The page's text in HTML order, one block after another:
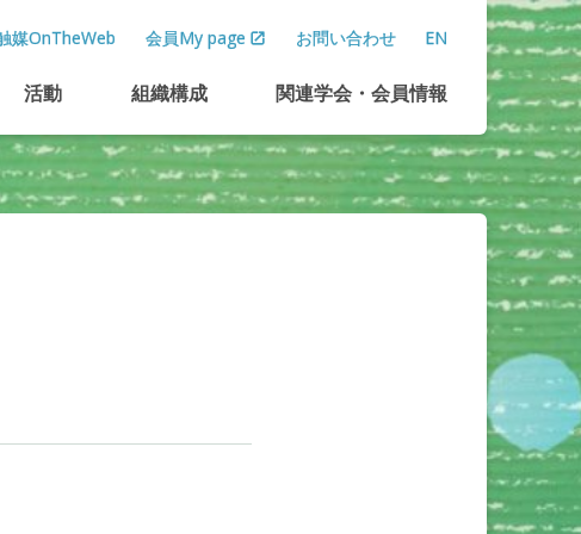
媒OnTheWeb 会員My page お問い合わせ EN
活動 組織構成 関連学会 ・会員情報